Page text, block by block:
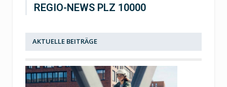
REGIO-NEWS PLZ 10000
AKTUELLE BEITRÄGE